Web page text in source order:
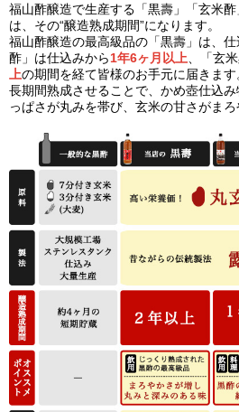
福山酢醸造で生産する「黒壽」「玄米
は、その“醸造熟成期間”になります。
福山酢醸造の最高級品の「黒壽」は、仕
酢」は仕込みから1年6ヶ月以上 、「玄
上の期間を経て皆様のお手元に届きます
長期間熟成させることで、かめ壺仕込
っぱさが丸みを帯び、玄米の甘さがまろ